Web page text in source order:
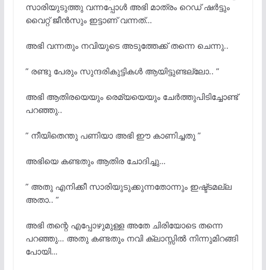
സാരിയുടുത്തു വന്നപ്പോൾ അഭി മാത്രം റെഡ് ഷർട്ടും
വൈറ്റ് ജീൻസും ഇട്ടാണ് വന്നത്…
അഭി വന്നതും നവിയുടെ അടുത്തേക്ക് തന്നെ ചെന്നു..
” രണ്ടു പേരും സുന്ദരികുട്ടികൾ ആയിട്ടുണ്ടല്ലോ.. ”
അഭി ആതിരയെയും രെമ്യയെയും ചേർത്തുപിടിച്ചോണ്ട്
പറഞ്ഞു..
” നീയിതെന്തു പണിയാ അഭി ഈ കാണിച്ചതു ”
അഭിയെ കണ്ടതും ആതിര ചോദിച്ചു…
” അതു എനിക്കീ സാരിയുടുക്കുന്നതോന്നും ഇഷ്ട്ടമല്ല
അതാ.. ”
അഭി തന്റെ എപ്പോഴുമുള്ള അതേ ചിരിയോടെ തന്നെ
പറഞ്ഞു… അതു കണ്ടതും നവി ക്ലാസ്സിൽ നിന്നുമിറങ്ങി
പോയി…